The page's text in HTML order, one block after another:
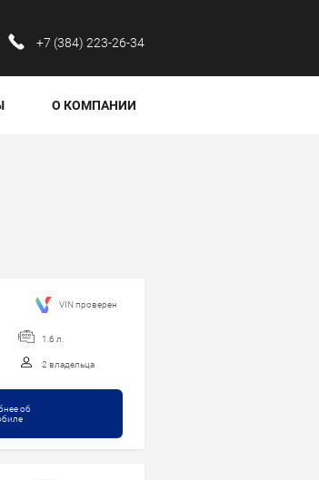
‪+7 (384) 223-26-34‬
О КОМПАНИИ
1.6 л.
2 владельца
об
VIN проверен